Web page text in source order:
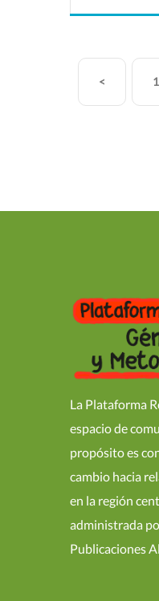
< 1
La Plataforma
espacio de
propósito es
cambio hacia
en la región
administrada
Publicaciones